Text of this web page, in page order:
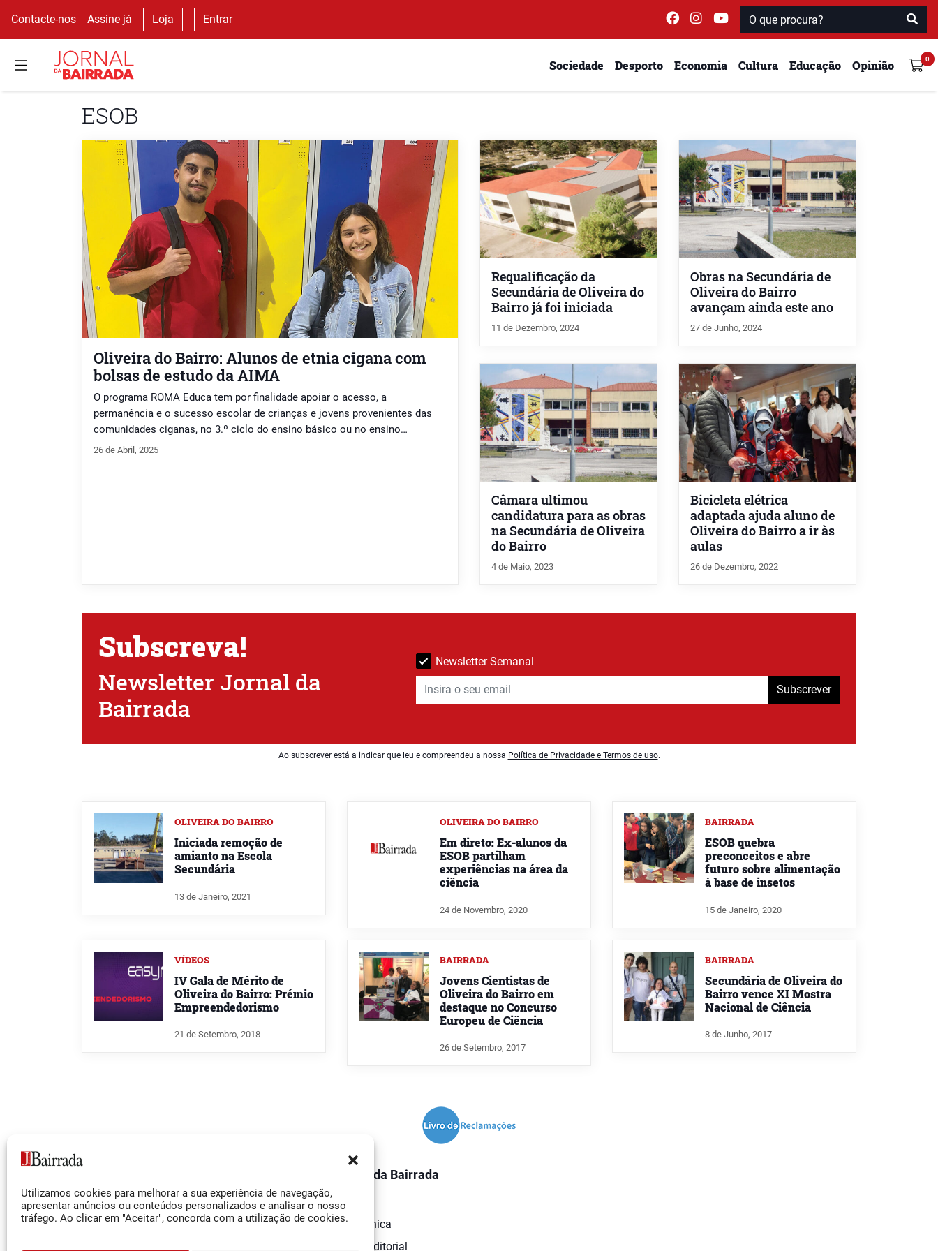
Utilizamos cookies para melhorar a sua experiência de navegação,
apresentar anúncios ou conteúdos personalizados e analisar o nosso
tráfego. Ao clicar em "Aceitar", concorda com a utilização de cookies.
Contacte-nos Assine já Loja Entrar
Sociedade Desporto Economia Cultura Educação Opinião
ESOB
Oliveira do Bairro: Alunos de etnia cigana com
bolsas de estudo da AIMA
O programa ROMA Educa tem por finalidade apoiar o acesso, a
permanência e o sucesso escolar de crianças e jovens provenientes das
comunidades ciganas, no 3.º ciclo do ensino básico ou no ensino
secundário.
26 de Abril, 2025
Requalificação da
Secundária de Oliveira do
Bairro já foi iniciada
11 de Dezembro, 2024
Obras na Secundária de
Oliveira do Bairro
avançam ainda este ano
27 de Junho, 2024
Câmara ultimou
candidatura para as obras
na Secundária de Oliveira
do Bairro
4 de Maio, 2023
Bicicleta elétrica
adaptada ajuda aluno de
Oliveira do Bairro a ir às
aulas
26 de Dezembro, 2022
Subscreva!
Newsletter Jornal da
Bairrada
Newsletter Semanal
Subscrever
Ao subscrever está a indicar que leu e compreendeu a nossa Política de Privacidade e Termos de uso.
OLIVEIRA DO BAIRRO
Iniciada remoção de
amianto na Escola
Secundária
13 de Janeiro, 2021
OLIVEIRA DO BAIRRO
Em direto: Ex-alunos da
ESOB partilham
experiências na área da
ciência
24 de Novembro, 2020
BAIRRADA
ESOB quebra
preconceitos e abre
futuro sobre alimentação
à base de insetos
15 de Janeiro, 2020
VÍDEOS
IV Gala de Mérito de
Oliveira do Bairro: Prémio
Empreendedorismo
21 de Setembro, 2018
BAIRRADA
Jovens Cientistas de
Oliveira do Bairro em
destaque no Concurso
Europeu de Ciência
26 de Setembro, 2017
BAIRRADA
Secundária de Oliveira do
Bairro vence XI Mostra
Nacional de Ciência
8 de Junho, 2017
Facebook
Instagram
YouTube
O Jornal da Bairrada
Contactos
Ficha Técnica
Estatuto Editorial